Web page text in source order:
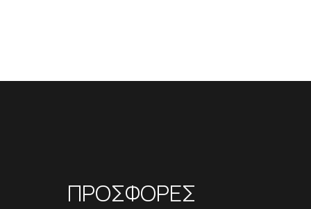
ΠΡΟΣΦΟΡΕΣ